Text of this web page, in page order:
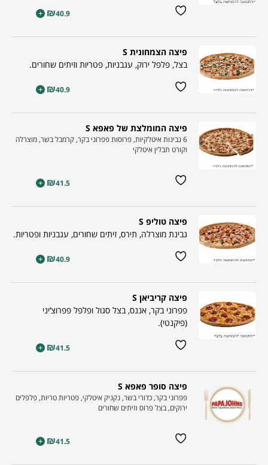
₪40.9
+
פיצה הצמחונית S
בצל, פלפל ירוק, עגבניות, פטריות וזיתים שחורים.
₪40.9
+
פיצה המומלצת של פאפא S
6 גבינות איטלקיות, פרוסות פפרוני בקר, קרמבל בשר, מוצרלה
וקורט תבלין איטלקי
₪41.5
+
פיצה טוליפ S
גבינת מוצרלה, תירס, זיתים שחורים, עגבניות ופטריות.
₪40.9
+
פיצה קריביאן S
פפרוני בקר, אננס, בצל סגול ופלפל פפרוצ‘יני
(פיקנטי).
₪41.5
+
פיצה סופר פאפא S
פפרוני בקר, כדורי בשר, נקניק איטלקי, פטריות טריות, פלפלים
ירוקים, בצל פרוס וזיתים שחורים
₪41.5
+